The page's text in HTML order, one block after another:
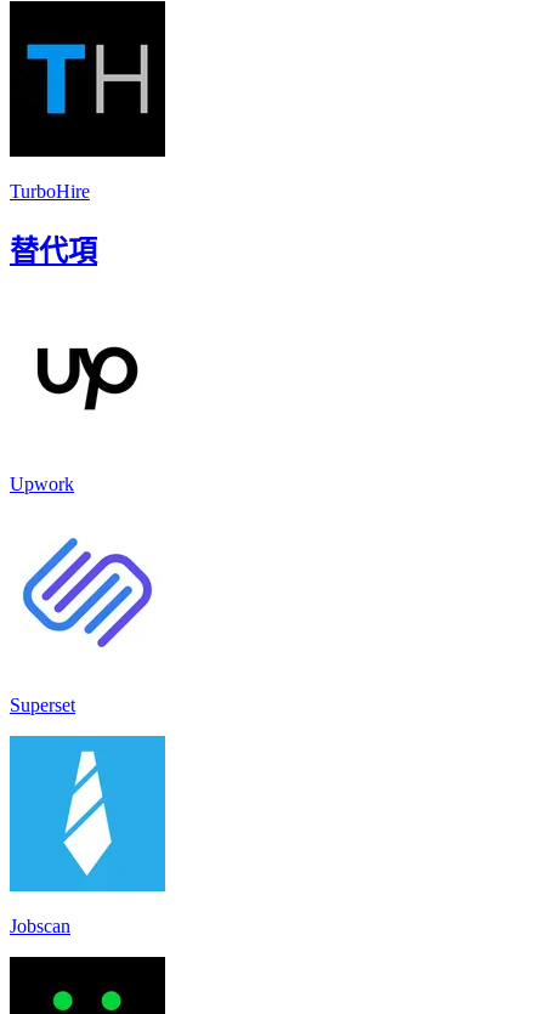
TurboHire
替代項
Upwork
Superset
Jobscan